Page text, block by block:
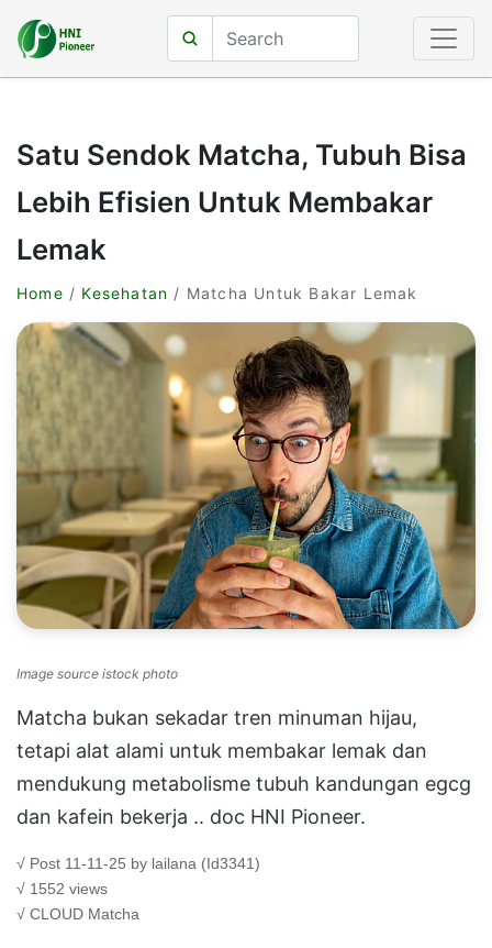
Satu Sendok Matcha, Tubuh Bisa
Lebih Efisien Untuk Membakar
Lemak
Home / Kesehatan / Matcha Untuk Bakar Lemak
Image source istock photo
Matcha bukan sekadar tren minuman hijau,
tetapi alat alami untuk membakar lemak dan
mendukung metabolisme tubuh kandungan egcg
dan kafein bekerja .. doc HNI Pioneer.
√ Post 11-11-25 by lailana (Id3341)
√ 1552 views
√ CLOUD Matcha